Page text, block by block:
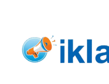
content